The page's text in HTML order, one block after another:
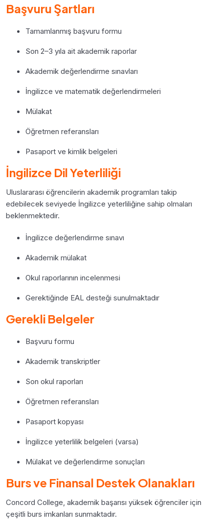
Başvuru Şartları
Tamamlanmış başvuru formu
Son 2–3 yıla ait akademik raporlar
Akademik değerlendirme sınavları
İngilizce ve matematik değerlendirmeleri
Mülakat
Öğretmen referansları
Pasaport ve kimlik belgeleri
İngilizce Dil Yeterliliği
Uluslararası öğrencilerin akademik programları takip
edebilecek seviyede İngilizce yeterliliğine sahip olmaları
beklenmektedir.
İngilizce değerlendirme sınavı
Akademik mülakat
Okul raporlarının incelenmesi
Gerektiğinde EAL desteği sunulmaktadır
Gerekli Belgeler
Başvuru formu
Akademik transkriptler
Son okul raporları
Öğretmen referansları
Pasaport kopyası
İngilizce yeterlilik belgeleri (varsa)
Mülakat ve değerlendirme sonuçları
Burs ve Finansal Destek Olanakları
Concord College, akademik başarısı yüksek öğrenciler için
çeşitli burs imkanları sunmaktadır.